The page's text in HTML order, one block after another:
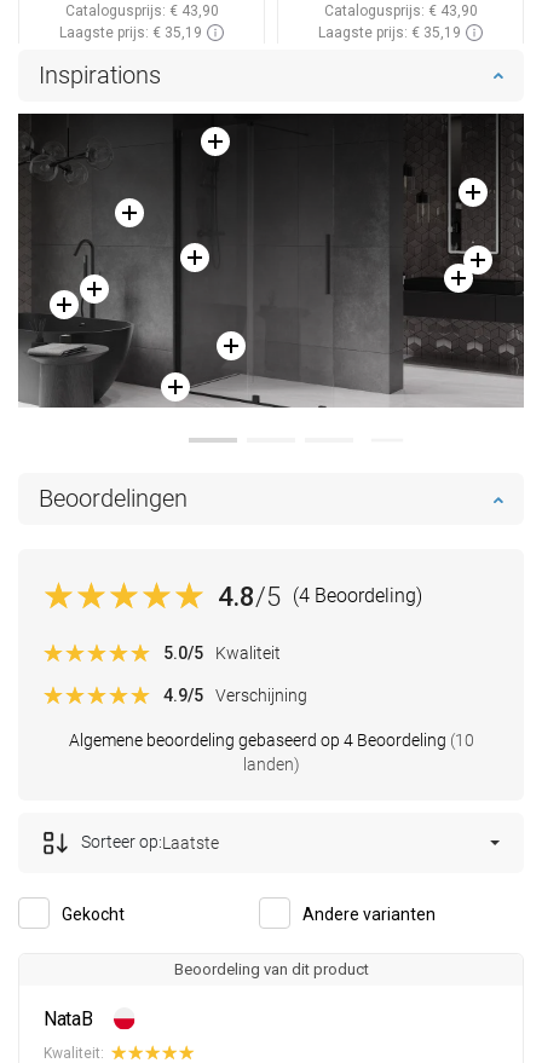
Catalogusprijs: € 43,90
Laagste prijs: € 35,19
Favoriet
Vergelijk
Catalogusprijs: € 43,90
Laagste prijs: € 35,19
Inspirations
Beoordelingen
4.8/5 (4 Beoordeling)
Algemene beoordeling gebaseerd op 4 Beoordeling (10
landen)
5.0/5 Kwaliteit
4.9/5 Verschijning
Gekocht Andere varianten
Sorteer op:Laatste
Beoordeling van dit product
NataB
Kwaliteit: